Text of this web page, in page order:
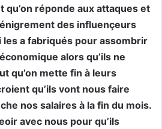
qu’on réponde aux attaques et
des influençeurs
les a fabriqués pour assombrir
alors qu’ils ne
qu’on mette fin à leurs
qu’ils vont nous faire
nos salaires à la fin du mois.
avec nous pour qu’ils